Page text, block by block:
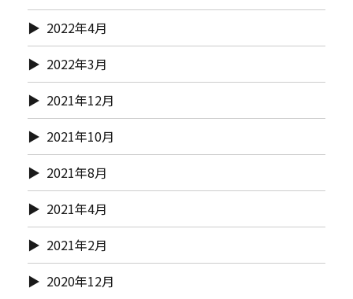
2022年4月
2022年3月
2021年12月
2021年10月
2021年8月
2021年4月
2021年2月
2020年12月